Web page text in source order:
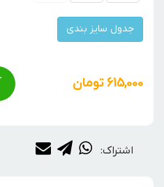
جدول سایز بندی
615,000تومان
اشتراک: